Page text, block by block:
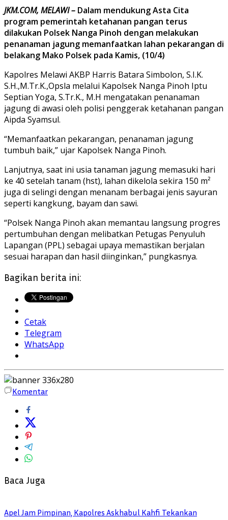
JKM.COM, MELAWI – Dalam mendukung Asta Cita
program pemerintah ketahanan pangan terus
dilakukan Polsek Nanga Pinoh dengan melakukan
penanaman jagung memanfaatkan lahan pekarangan di
belakang Mako Polsek pada Kamis, (10/4)
Kapolres Melawi AKBP Harris Batara Simbolon, S.I.K.
S.H.,M.Tr.K.,Opsla melalui Kapolsek Nanga Pinoh Iptu
Septian Yoga, S.Tr.K., M.H mengatakan penanaman
jagung di awasi oleh polisi penggerak ketahanan pangan
Aipda Syamsul.
“Memanfaatkan pekarangan, penanaman jagung
tumbuh baik,” ujar Kapolsek Nanga Pinoh.
Lanjutnya, saat ini usia tanaman jagung memasuki hari
ke 40 setelah tanam (hst), lahan dikelola sekira 150 m²
juga di selingi dengan menanam berbagai jenis sayuran
seperti kangkung, bayam dan sawi.
“Polsek Nanga Pinoh akan memantau langsung progres
pertumbuhan dengan melibatkan Petugas Penyuluh
Lapangan (PPL) sebagai upaya memastikan berjalan
sesuai harapan dan hasil diinginkan,” pungkasnya.
Bagikan berita ini:
Cetak
Telegram
WhatsApp
Komentar
Baca Juga
Apel Jam Pimpinan, Kapolres Askhabul Kahfi Tekankan